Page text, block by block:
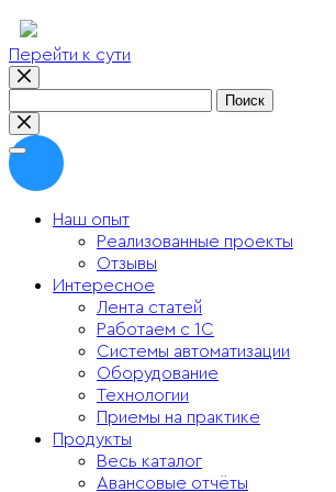
Перейти к сути
Наш опыт
Реализованные проекты
Отзывы
Интересное
Лента статей
Работаем с 1С
Системы автоматизации
Оборудование
Технологии
Приемы на практике
Продукты
Весь каталог
Авансовые отчёты